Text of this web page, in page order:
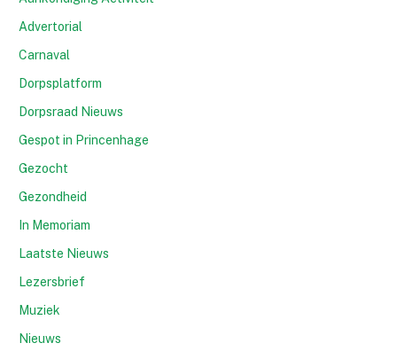
Advertorial
Carnaval
Dorpsplatform
Dorpsraad Nieuws
Gespot in Princenhage
Gezocht
Gezondheid
In Memoriam
Laatste Nieuws
Lezersbrief
Muziek
Nieuws